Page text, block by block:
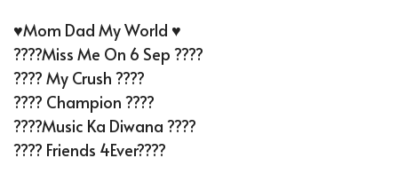
♥️Mom Dad My World ♥️
????Miss Me On 6 Sep ????
???? My Crush ????
???? Champion ????
????Music Ka Diwana ????
???? Friends 4Ever????